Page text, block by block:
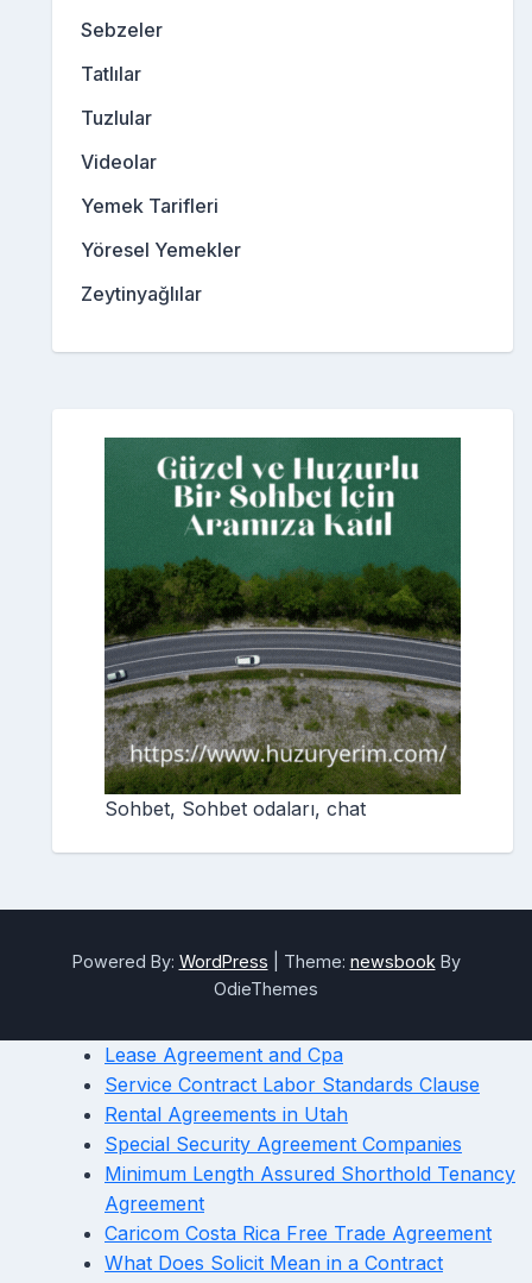
Sebzeler
Tatlılar
Tuzlular
Videolar
Yemek Tarifleri
Yöresel Yemekler
Zeytinyağlılar
Sohbet, Sohbet odaları, chat
Powered By: WordPress Theme: newsbook By
OdieThemes
Lease Agreement and Cpa
Service Contract Labor Standards Clause
Rental Agreements in Utah
Special Security Agreement Companies
Minimum Length Assured Shorthold Tenancy
Agreement
Caricom Costa Rica Free Trade Agreement
What Does Solicit Mean in a Contract